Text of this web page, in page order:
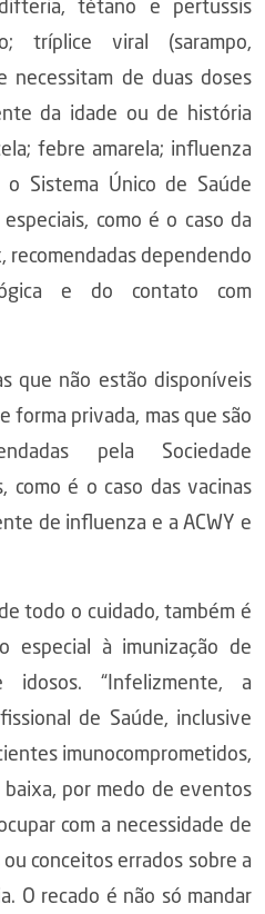
tétano e pertussis
tríplice viral (sarampo,
necessitam de duas doses
da idade ou de história
febre amarela; influenza
Sistema Único de Saúde
como é o caso da
recomendadas dependendo
e do contato com
que não estão disponíveis
forma privada, mas que são
pela Sociedade
como é o caso das vacinas
de influenza e a ACWY e
todo o cuidado, também é
especial à imunização de
idosos. “Infelizmente, a
de Saúde, inclusive
imunocomprometidos,
por medo de eventos
com a necessidade de
conceitos errados sobre a
O recado é não só mandar